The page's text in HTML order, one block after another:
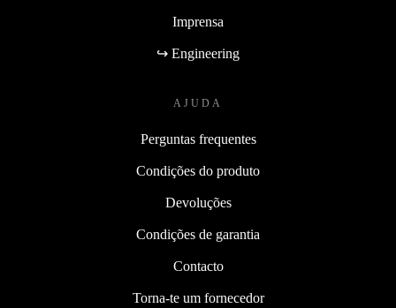
Imprensa
↪ Engineering
AJUDA
Perguntas frequentes
Condições do produto
Devoluções
Condições de garantia
Contacto
Torna-te um fornecedor